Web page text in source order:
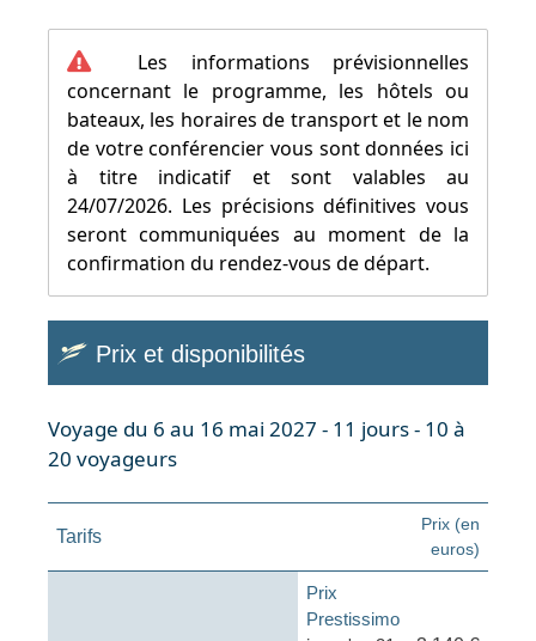
Les informations prévisionnelles
concernant le programme, les hôtels ou
bateaux, les horaires de transport et le nom
de votre conférencier vous sont données ici
à titre indicatif et sont valables au
24/07/2026. Les précisions définitives vous
seront communiquées au moment de la
confirmation du rendez-vous de départ.
Prix et disponibilités
Voyage du 6 au 16 mai 2027 - 11 jours - 10 à
20 voyageurs
Tarifs
Prix (en
euros)
Prix
Prestissimo